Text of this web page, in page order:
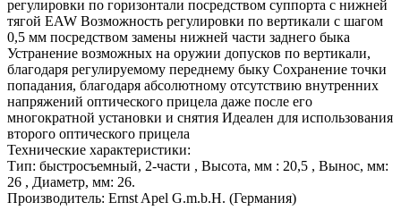
регулировки по горизонтали посредством суппорта с нижней
тягой EAW Возможность регулировки по вертикали с шагом
0,5 мм посредством замены нижней части заднего быка
Устранение возможных на оружии допусков по вертикали,
благодаря регулируемому переднему быку Сохранение точки
попадания, благодаря абсолютному отсутствию внутренних
напряжений оптического прицела даже после его
многократной установки и снятия Идеален для использования
второго оптического прицела
Технические характеристики:
Тип: быстросъемный, 2-части , Высота, мм : 20,5 , Вынос, мм:
26 , Диаметр, мм: 26.
Производитель: Ernst Apel G.m.b.H. (Германия)